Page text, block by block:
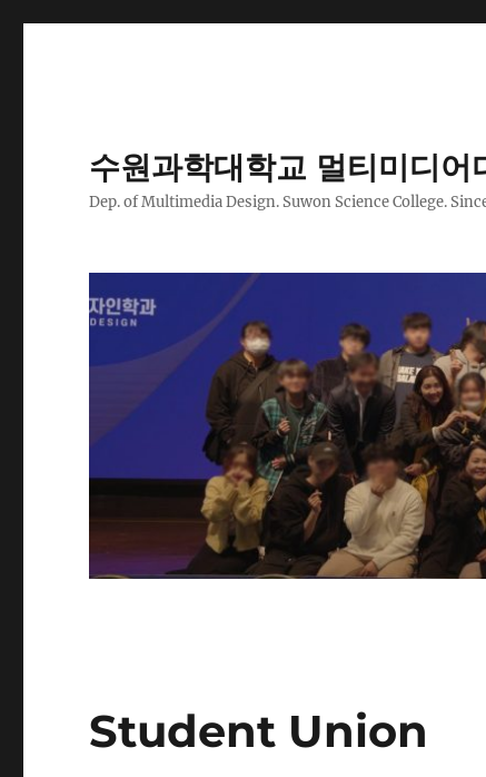
수원과학대학교 멀티미디어
Dep. of Multimedia Design. Suwon Science College.
Student Union